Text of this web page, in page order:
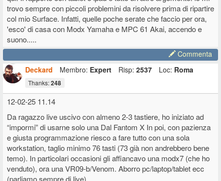
trovo sempre con piccoli problemini da risolvere prima di ripartire
col mio Surface. Infatti, quelle poche serate che faccio per ora,
'esco' di casa con Modx Yamaha e MPC 61 Akai, accendo e
suono.....
Commenta
Deckard
Membro: Expert Risp: 2537 Loc: Roma
Thanks:248
12-02-25 11.14
Da ragazzo live uscivo con almeno 2-3 tastiere, ho iniziato ad
“impormi” di usarne solo una Dal Fantom X In poi, con pazienza
e giusta programmazione riesco a fare tutto con una sola
workstation, taglio minimo 76 tasti (73 già non andrebbero bene
temo). In particolari occasioni gli affiancavo una modx7 (che ho
venduto), ora una VR09-b/Venom. Aborro pc/laptop/tablet ecc
(parliamo sempre di live).